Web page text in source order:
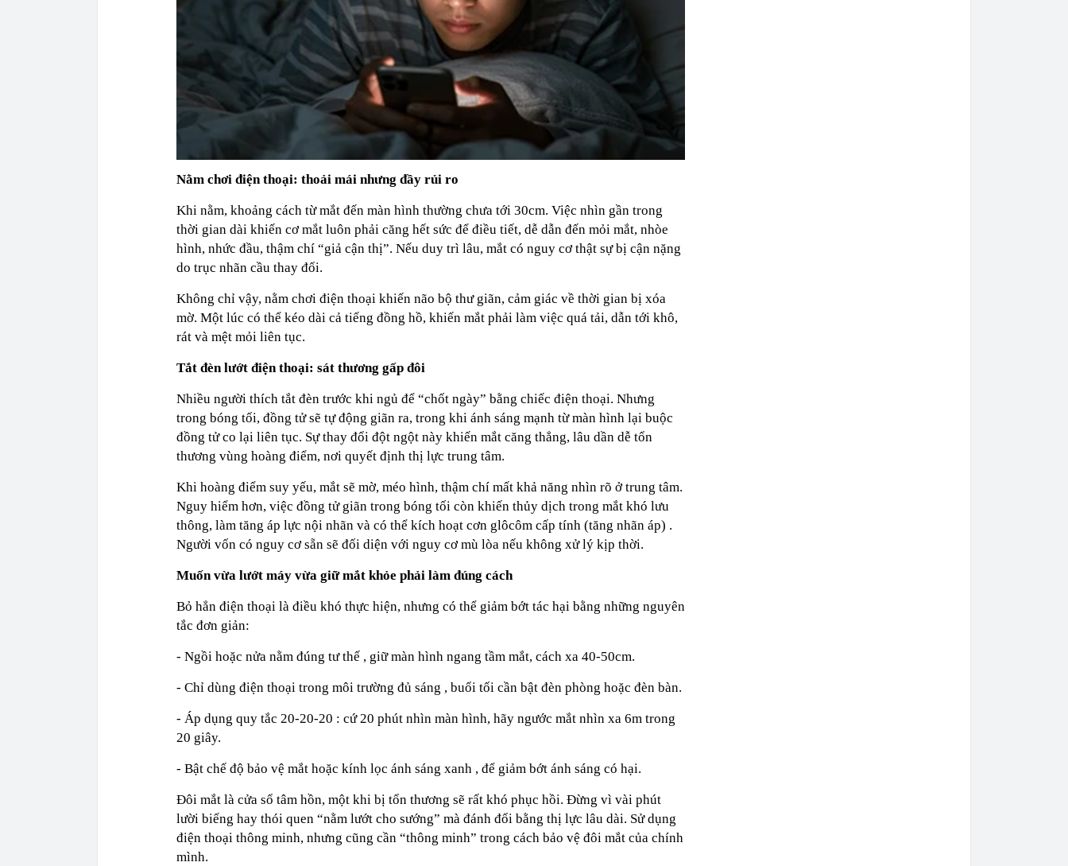
Nằm chơi điện thoại: thoải mái nhưng đầy rủi ro
Khi nằm, khoảng cách từ mắt đến màn hình thường chưa tới 30cm. Việc nhìn gần trong
thời gian dài khiến cơ mắt luôn phải căng hết sức để điều tiết, dễ dẫn đến mỏi mắt, nhòe
hình, nhức đầu, thậm chí “giả cận thị”. Nếu duy trì lâu, mắt có nguy cơ thật sự bị cận nặng
do trục nhãn cầu thay đổi.
Không chỉ vậy, nằm chơi điện thoại khiến não bộ thư giãn, cảm giác về thời gian bị xóa
mờ. Một lúc có thể kéo dài cả tiếng đồng hồ, khiến mắt phải làm việc quá tải, dẫn tới khô,
rát và mệt mỏi liên tục.
Tắt đèn lướt điện thoại: sát thương gấp đôi
Nhiều người thích tắt đèn trước khi ngủ để “chốt ngày” bằng chiếc điện thoại. Nhưng
trong bóng tối, đồng tử sẽ tự động giãn ra, trong khi ánh sáng mạnh từ màn hình lại buộc
đồng tử co lại liên tục. Sự thay đổi đột ngột này khiến mắt căng thẳng, lâu dần dễ tổn
thương vùng hoàng điểm, nơi quyết định thị lực trung tâm.
Khi hoàng điểm suy yếu, mắt sẽ mờ, méo hình, thậm chí mất khả năng nhìn rõ ở trung tâm.
Nguy hiểm hơn, việc đồng tử giãn trong bóng tối còn khiến thủy dịch trong mắt khó lưu
thông, làm tăng áp lực nội nhãn và có thể kích hoạt cơn glôcôm cấp tính (tăng nhãn áp) .
Người vốn có nguy cơ sẵn sẽ đối diện với nguy cơ mù lòa nếu không xử lý kịp thời.
Muốn vừa lướt máy vừa giữ mắt khỏe phải làm đúng cách
Bỏ hẳn điện thoại là điều khó thực hiện, nhưng có thể giảm bớt tác hại bằng những nguyên
tắc đơn giản:
- Ngồi hoặc nửa nằm đúng tư thế , giữ màn hình ngang tầm mắt, cách xa 40-50cm.
- Chỉ dùng điện thoại trong môi trường đủ sáng , buổi tối cần bật đèn phòng hoặc đèn bàn.
- Áp dụng quy tắc 20-20-20 : cứ 20 phút nhìn màn hình, hãy ngước mắt nhìn xa 6m trong
20 giây.
- Bật chế độ bảo vệ mắt hoặc kính lọc ánh sáng xanh , để giảm bớt ánh sáng có hại.
Đôi mắt là cửa sổ tâm hồn, một khi bị tổn thương sẽ rất khó phục hồi. Đừng vì vài phút
lười biếng hay thói quen “nằm lướt cho sướng” mà đánh đổi bằng thị lực lâu dài. Sử dụng
điện thoại thông minh, nhưng cũng cần “thông minh” trong cách bảo vệ đôi mắt của chính
mình.